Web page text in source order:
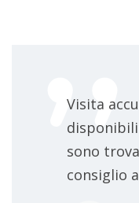
Visita
sono
consiglio